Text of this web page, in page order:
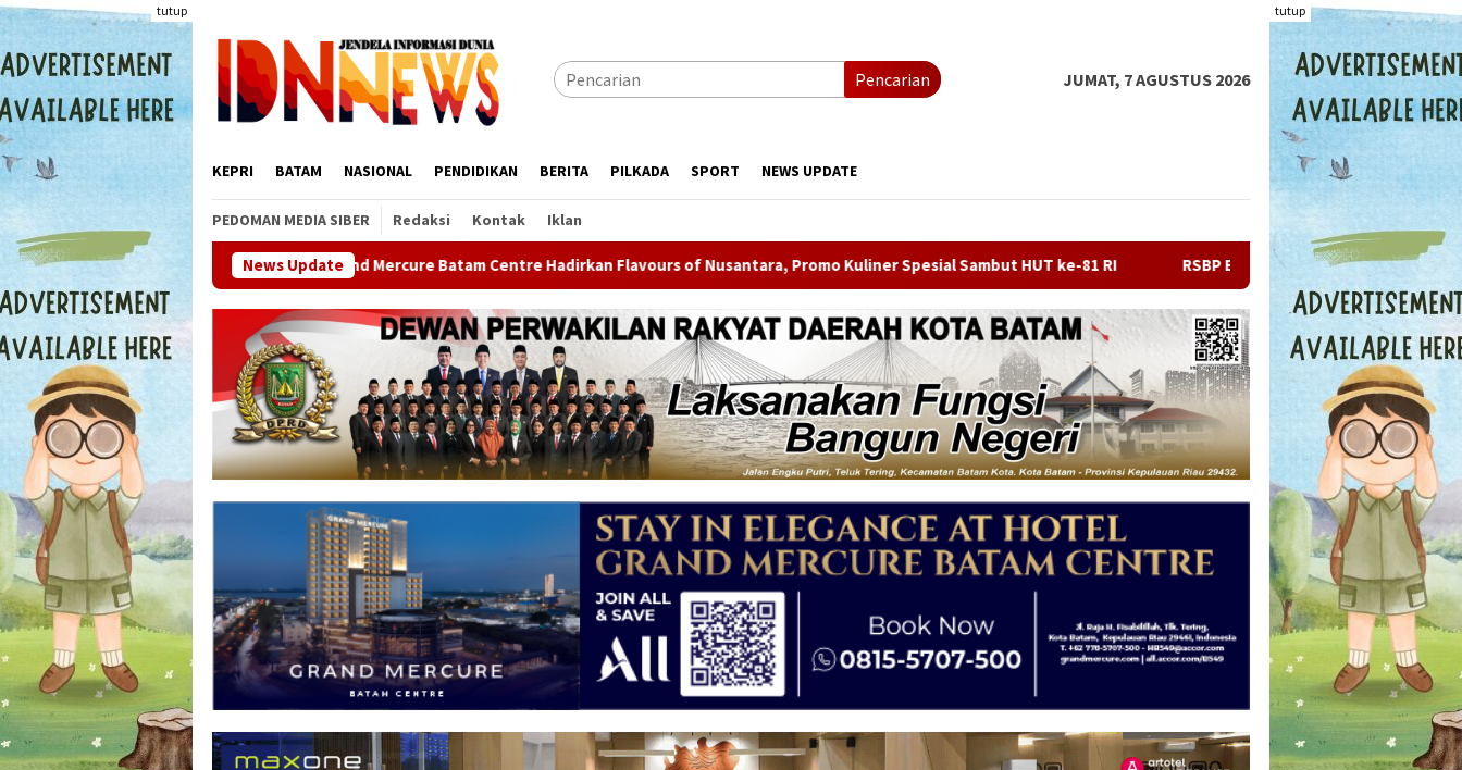
Loncat
ke
konten
tutup tutup
Pencarian JUMAT, 7 AGUSTUS 2026
KEPRI BATAM NASIONAL PENDIDIKAN BERITA PILKADA SPORT NEWS UPDATE
PEDOMAN MEDIA SIBER Redaksi Kontak Iklan
News Update
Grand Mercure Batam Centre Hadirkan Flavours of Nusantara, Promo Kuliner Spesial Sambut HUT ke-81 RI RSBP Batam dan BPOM Perkuat Sinergi, Pastikan